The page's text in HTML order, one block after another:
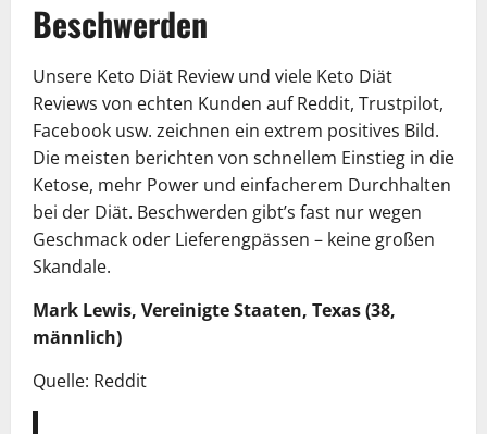
Beschwerden
Unsere Keto Diät Review und viele Keto Diät
Reviews von echten Kunden auf Reddit, Trustpilot,
Facebook usw. zeichnen ein extrem positives Bild.
Die meisten berichten von schnellem Einstieg in die
Ketose, mehr Power und einfacherem Durchhalten
bei der Diät. Beschwerden gibt’s fast nur wegen
Geschmack oder Lieferengpässen – keine großen
Skandale.
Mark Lewis, Vereinigte Staaten, Texas (38,
männlich)
Quelle: Reddit